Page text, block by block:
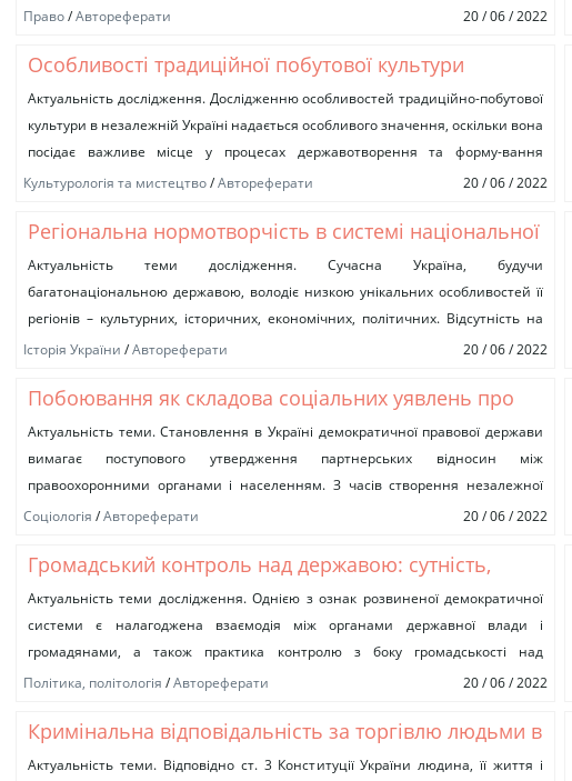
прав та інтересів приватних осіб від...
Право/Автореферати 20 / 06 / 2022
Особливості традиційної побутової культури
українців (друга половина ХІХ – початку ХХ століття
Актуальність дослідження. Дослідженню особливостей традиційно-побутової
культури в незалежній Україні надається особливого значення, оскільки вона
посідає важливе місце у процесах державотворення та форму-вання
національної самосвідомості громадян. Традиційно-побутова культура
Культурологія та мистецтво/Автореферати 20 / 06 / 2022
Регіональна нормотворчість в системі національної
правотворчості: загальнотеоретичні аспекти (на
прикладах автономних утворень України і Росії)
Актуальність теми дослідження. Сучасна Україна, будучи
багатонаціональною державою, володіє низкою унікальних особливостей її
регіонів – культурних, історичних, економічних, політичних. Відсутність на
державному рівні послідовної скоординованої регіональної політики,
Історія України /Автореферати 20 / 06 / 2022
Побоювання як складова соціальних уявлень про
міліцію: наслідки щодо взаємовідносин
Актуальність теми. Становлення в Україні демократичної правової держави
вимагає поступового утвердження партнерських відносин між
правоохоронними органами і населенням. З часів створення незалежної
Української держави турбота щодо формування позитивної громадської...
Соціологія /Автореферати 20 / 06 / 2022
Громадський контроль над державою: сутність,
механізми реалізації та перспективи розвитку
Актуальність теми дослідження. Однією з ознак розвиненої демократичної
системи є налагоджена взаємодія між органами державної влади і
громадянами, а також практика контролю з боку громадськості над
діяльністю органів влади....
Політика, політологія /Автореферати 20 / 06 / 2022
Кримінальна відповідальність за торгівлю людьми в
Україні та інших країнах: порівняльно-правовий
Актуальність теми. Відповідно ст. 3 Конституції України людина, її життя і